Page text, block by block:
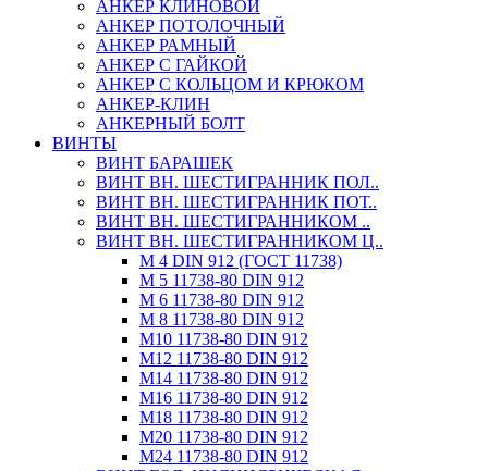
АНКЕР КЛИНОВОЙ
АНКЕР ПОТОЛОЧНЫЙ
АНКЕР РАМНЫЙ
АНКЕР С ГАЙКОЙ
АНКЕР С КОЛЬЦОМ И КРЮКОМ
АНКЕР-КЛИН
АНКЕРНЫЙ БОЛТ
ВИНТЫ
ВИНТ БАРАШЕК
ВИНТ ВН. ШЕСТИГРАННИК ПОЛ..
ВИНТ ВН. ШЕСТИГРАННИК ПОТ..
ВИНТ ВН. ШЕСТИГРАННИКОМ ..
ВИНТ ВН. ШЕСТИГРАННИКОМ Ц..
М 4 DIN 912 (ГОСТ 11738)
М 5 11738-80 DIN 912
М 6 11738-80 DIN 912
М 8 11738-80 DIN 912
М10 11738-80 DIN 912
М12 11738-80 DIN 912
М14 11738-80 DIN 912
М16 11738-80 DIN 912
М18 11738-80 DIN 912
М20 11738-80 DIN 912
М24 11738-80 DIN 912